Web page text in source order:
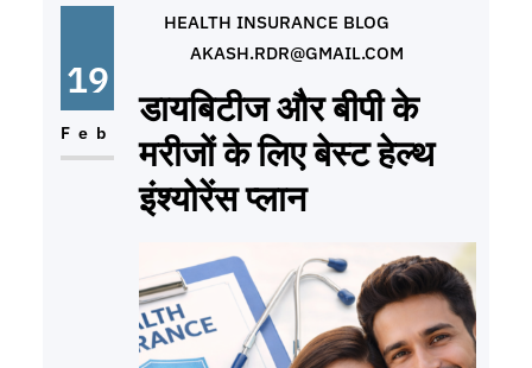
आता है। क्रिटिकल इलनेस कवर क्या है?
(What is
19
Feb
HEALTH INSURANCE BLOG
AKASH.RDR@GMAIL.COM
डायबिटीज और बीपी के
मरीजों के लिए बेस्ट हेल्थ
इंश्योरेंस प्लान